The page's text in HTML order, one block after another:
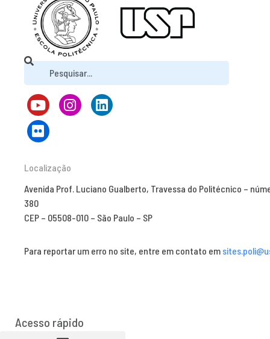
Localização
Avenida Prof. Luciano Gualberto, Travessa do Politécnico –
380
CEP – 05508-010 – São Paulo – SP
Para reportar um erro no site, entre em contato em
Acesso rápido